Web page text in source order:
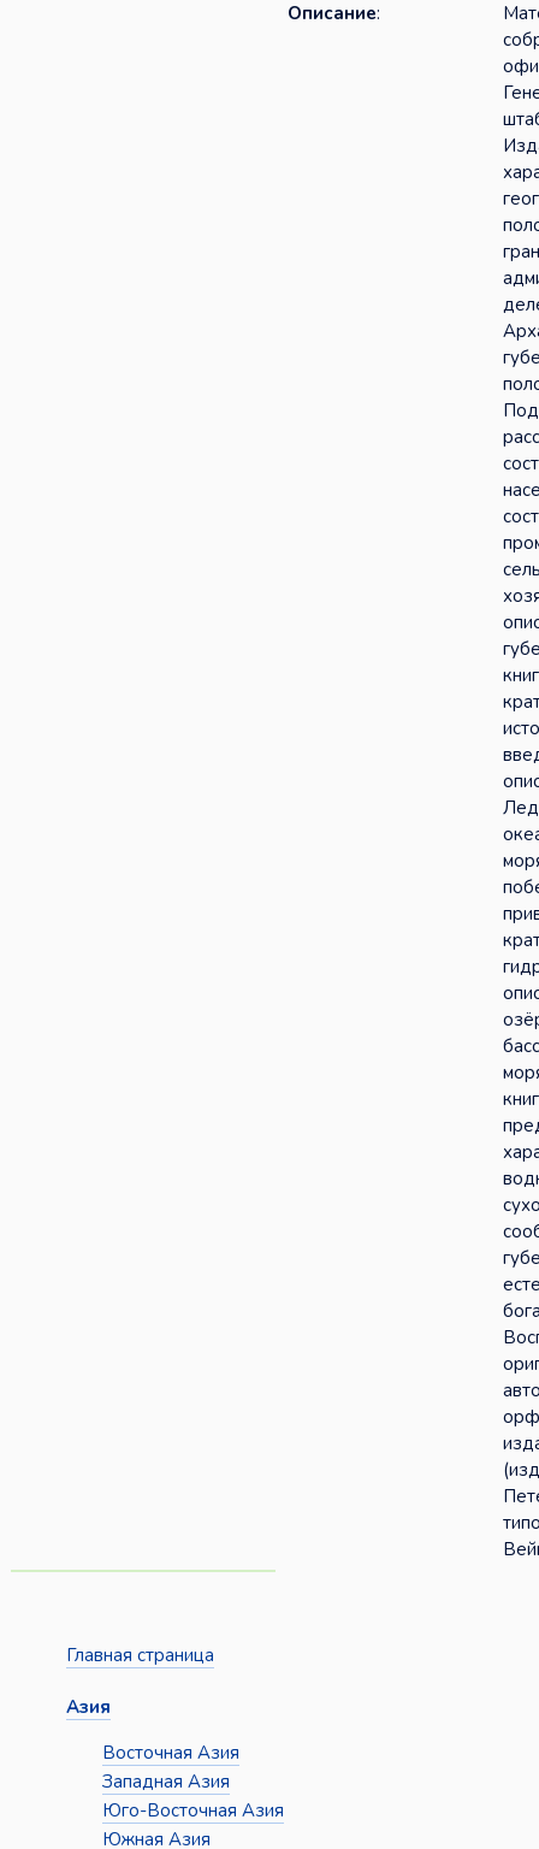
Описание:
Главная страница
Азия
Восточная Азия
Западная Азия
Юго-Восточная Азия
Южная Азия